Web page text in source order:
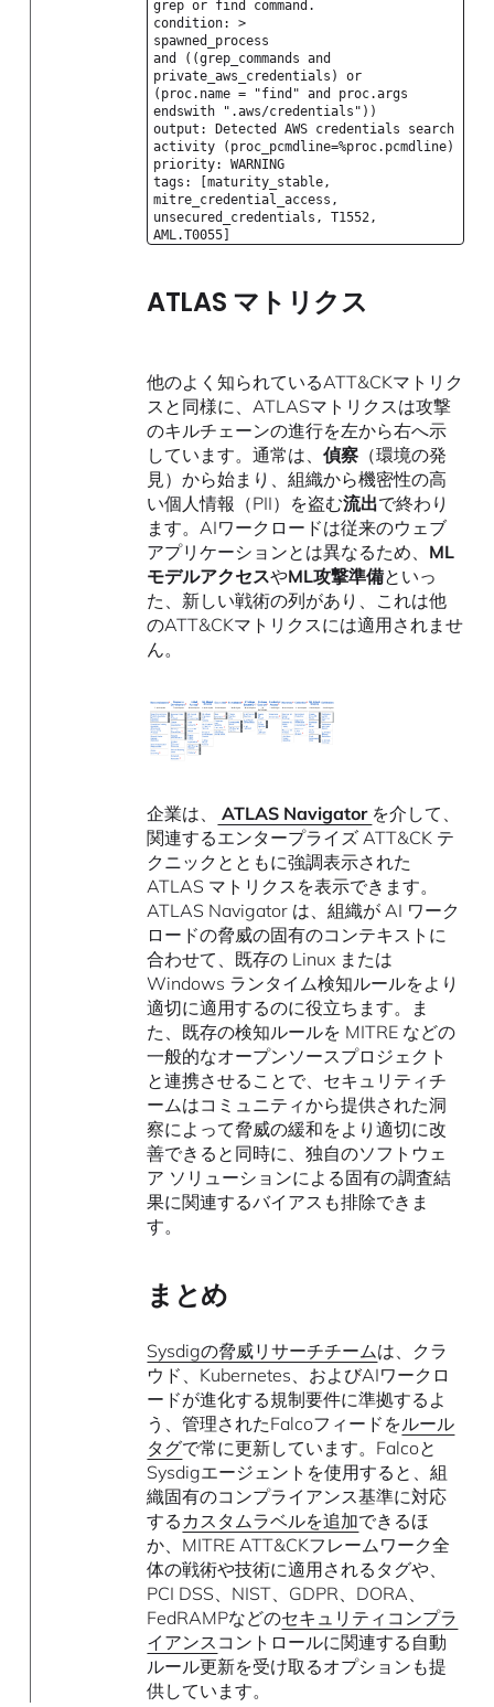
grep or find command.
condition: >
spawned_process
and ((grep_commands and
private_aws_credentials) or
(proc.name = "find" and proc.args
endswith ".aws/credentials"))
output: Detected AWS credentials search
activity (proc_pcmdline=%proc.pcmdline)
priority: WARNING
tags: [maturity_stable,
mitre_credential_access,
unsecured_credentials, T1552,
AML.T0055]
ATLAS マトリクス
他のよく知られているATT&CKマトリク
スと同様に、ATLASマトリクスは攻撃
のキルチェーンの進行を左から右へ示
しています。通常は、偵察 （環境の発
見）から始まり、組織から機密性の高
い個人情報（PII）を盗む流出で終わり
ます。AIワークロードは従来のウェブ
アプリケーションとは異なるため、 ML
モデルアクセスやML攻撃準備といっ
た、新しい戦術の列があり、これは他
のATT&CKマトリクスには適用されませ
ん。
企業は、 ATLAS Navigator を介して、
関連するエンタープライズ ATT&CK テ
クニックとともに強調表示された
ATLAS マトリクスを表示できます。
ATLAS Navigator は、組織が AI ワーク
ロードの脅威の固有のコンテキストに
合わせて、既存の Linux または
Windows ランタイム検知ルールをより
適切に適用するのに役立ちます。ま
た、既存の検知ルールを MITRE などの
一般的なオープンソースプロジェクト
と連携させることで、セキュリティチ
ームはコミュニティから提供された洞
察によって脅威の緩和をより適切に改
善できると同時に、独自のソフトウェ
ア ソリューションによる固有の調査結
果に関連するバイアスも排除できま
す。
まとめ
Sysdigの脅威リサーチチームは、クラ
ウド、Kubernetes、およびAIワークロ
ードが進化する規制要件に準拠するよ
う、管理されたFalcoフィードをルール
タグで常に更新しています。Falcoと
Sysdigエージェントを使用すると、組
織固有のコンプライアンス基準に対応
する カスタムラベルを追加できるほ
か、MITRE ATT&CKフレームワーク全
体の戦術や技術に適用されるタグや、
PCI DSS、NIST、GDPR、DORA、
FedRAMPなどのセキュリティコンプラ
イアンス コントロールに関連する自動
ルール更新を受け取るオプションも提
供しています。